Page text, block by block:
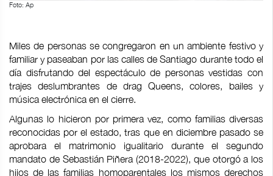
Foto: Ap
Miles de personas se congregaron en un ambiente festivo y
familiar y paseaban por las calles de Santiago durante todo el
día disfrutando del espectáculo de personas vestidas con
trajes deslumbrantes de drag Queens, colores, bailes y
música electrónica en el cierre.
Algunas lo hicieron por primera vez, como familias diversas
reconocidas por el estado, tras que en diciembre pasado se
aprobara el matrimonio igualitario durante el segundo
mandato de Sebastián Piñera (2018-2022), que otorgó a los
hijos de las familias homoparentales los mismos derechos